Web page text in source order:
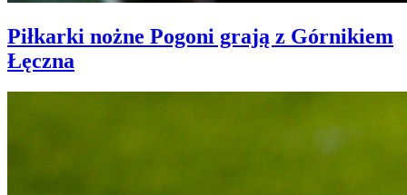
Piłkarki nożne Pogoni grają z Górnikiem
Łęczna